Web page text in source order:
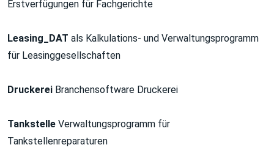
Erstverfügungen für Fachgerichte
Leasing_DAT als Kalkulations- und Verwaltungsprogramm
für Leasinggesellschaften
Druckerei Branchensoftware Druckerei
Tankstelle Verwaltungsprogramm für
Tankstellenreparaturen